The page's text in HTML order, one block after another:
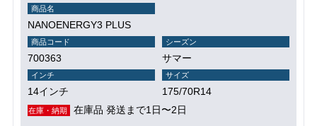
商品名
NANOENERGY3 PLUS
商品コード
700363
シーズン
サマー
インチ
14インチ
サイズ
175/70R14
在庫・納期 在庫品 発送まで1日〜2日